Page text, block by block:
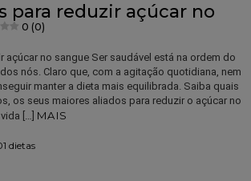
para reduzir açúcar no
0 (0)
açúcar no sangue Ser saudável está na ordem do
nós. Claro que, com a agitação quotidiana, nem
manter a dieta mais equilibrada. Saiba quais
os seus maiores aliados para reduzir o açúcar no
[…] MAIS
dietas